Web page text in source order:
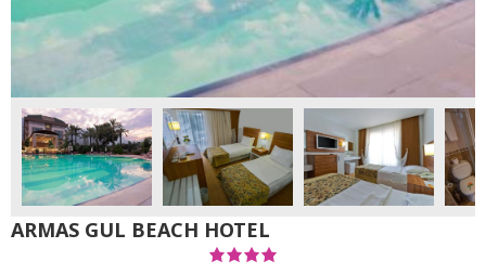
ARMAS GUL BEACH HOTEL